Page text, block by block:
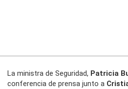
La ministra de Seguridad, Patricia
conferencia de prensa junto a